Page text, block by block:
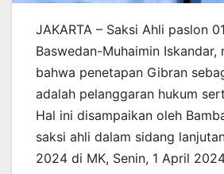
JAKARTA – Saksi Ahli paslon
Baswedan-Muhaimin Iskandar,
bahwa penetapan Gibran
adalah pelanggaran hukum
Hal ini disampaikan oleh
saksi ahli dalam sidang
2024 di MK, Senin, 1 April